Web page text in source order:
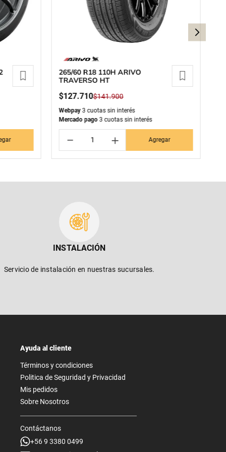
265/60 R18 110H ARIVO
TRAVERSO HT
$127.710$141.900
Webpay3 cuotas sin interés
Mercado pago3 cuotas sin interés
＋
－ Agregar
INSTALACIÓN
Servicio de instalación en nuestras sucursales.
Ayuda al cliente
Términos y condiciones
Politica de Seguridad y Privacidad
Mis pedidos
Sobre Nosotros
Contáctanos
+56 9 3380 0499